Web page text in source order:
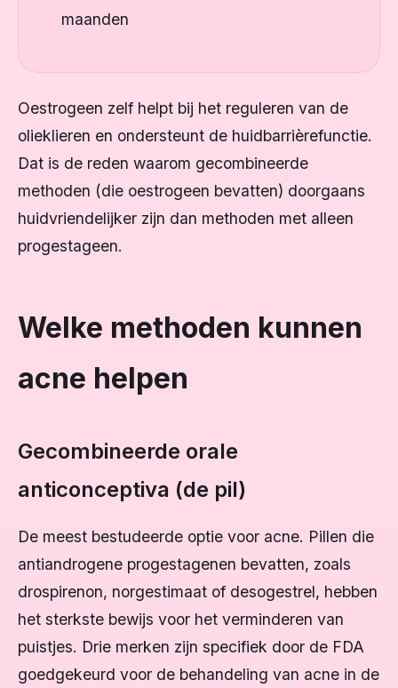
maanden
Oestrogeen zelf helpt bij het reguleren van de
olieklieren en ondersteunt de huidbarrièrefunctie.
Dat is de reden waarom gecombineerde
methoden (die oestrogeen bevatten) doorgaans
huidvriendelijker zijn dan methoden met alleen
progestageen.
Welke methoden kunnen
acne helpen
Gecombineerde orale
anticonceptiva (de pil)
De meest bestudeerde optie voor acne. Pillen die
antiandrogene progestagenen bevatten, zoals
drospirenon, norgestimaat of desogestrel, hebben
het sterkste bewijs voor het verminderen van
puistjes. Drie merken zijn specifiek door de FDA
goedgekeurd voor de behandeling van acne in de